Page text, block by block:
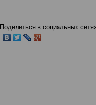
Поделиться в социальных